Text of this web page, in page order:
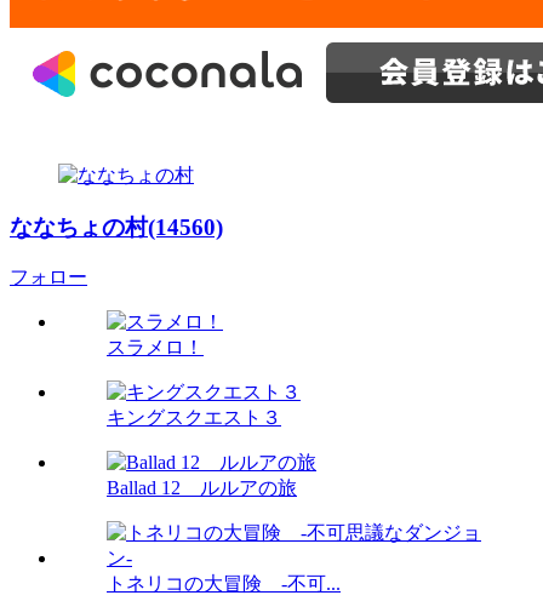
ななちょの村(14560)
フォロー
スラメロ！
キングスクエスト３
Ballad 12 ルルアの旅
トネリコの大冒険 -不可...